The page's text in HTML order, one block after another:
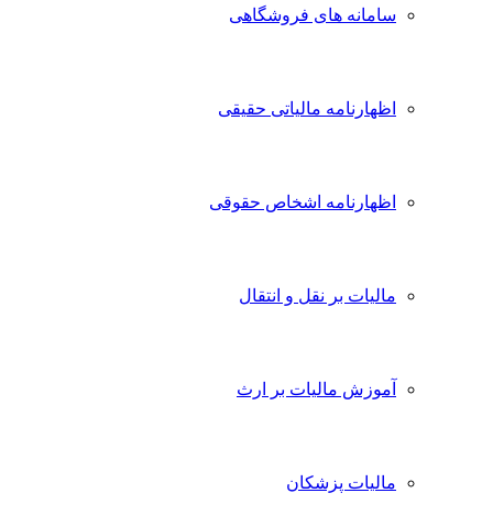
سامانه های فروشگاهی
اظهارنامه مالیاتی حقیقی
اظهارنامه اشخاص حقوقی
مالیات بر نقل و انتقال
آموزش مالیات بر ارث
مالیات پزشکان